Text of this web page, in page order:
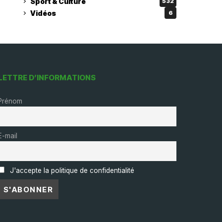
Vidéos 6
D’INFORMATIONS
mail
J'accepte la politique de confidentialité